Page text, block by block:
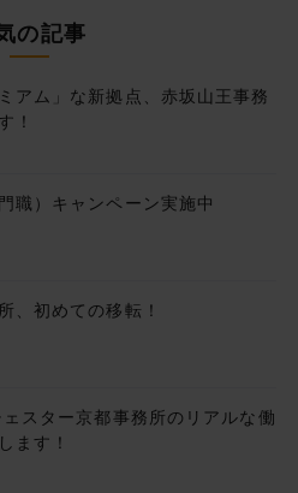
の記事
アム」な新拠点、赤坂山王事務
！
職）キャンペーン実施中
、初めての移転！
ェスター京都事務所のリアルな働
ます！